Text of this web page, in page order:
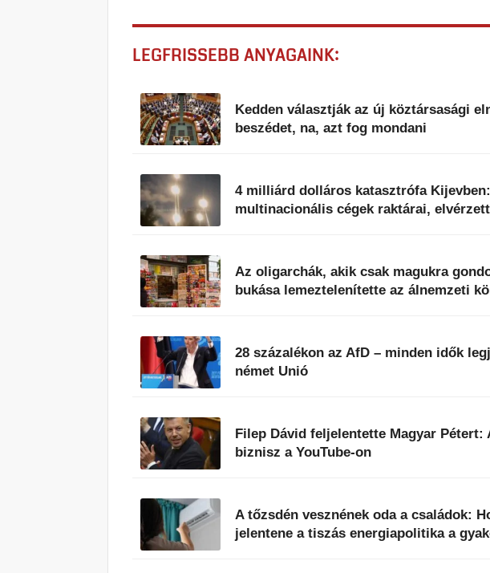
LEGFRISSEBB ANYAGAINK:
Kedden választják az új köztársasági
beszédet, na, azt fog mondani
4 milliárd dolláros katasztrófa
multinacionális cégek raktárai,
Az oligarchák, akik csak magukra
bukása lemeztelenítette az álnemzeti
28 százalékon az AfD – minden idők
német Unió
Filep Dávid feljelentette Magyar
biznisz a YouTube-on
A tőzsdén vesznének oda a családok:
jelentene a tiszás energiapolitika a